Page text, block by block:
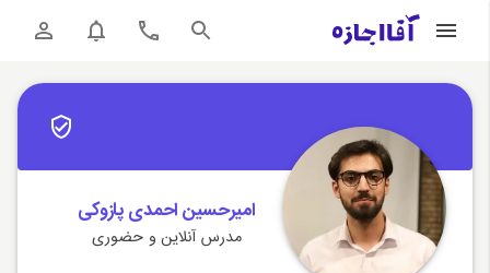
امیرحسین احمدی پازوکی
مدرس آنلاین و حضوری